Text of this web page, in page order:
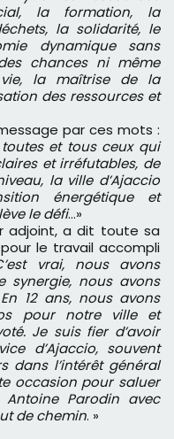
la formation, la
la solidarité, le
dynamique sans
chances ni même
la maîtrise de la
des ressources et
par ces mots :
et tous ceux qui
et irréfutables, de
la ville d’Ajaccio
énergétique et
le défi…»
adjoint, a dit toute sa
le travail accompli
vrai, nous avons
synergie, nous avons
12 ans, nous avons
pour notre ville et
Je suis fier d’avoir
d’Ajaccio, souvent
dans l’intérêt général
occasion pour saluer
Parodin avec
de chemin. »